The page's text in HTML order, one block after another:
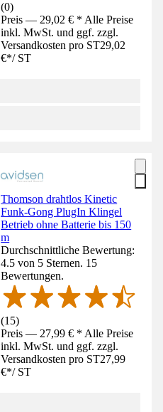
(0)
Preis — 29,02 € * Alle Preise
inkl. MwSt. und ggf. zzgl.
Versandkosten pro ST29,02
€*/ ST
Thomson drahtlos Kinetic
Funk-Gong PlugIn Klingel
Betrieb ohne Batterie bis 150
m
Durchschnittliche Bewertung:
4.5 von 5 Sternen. 15
Bewertungen.
(15)
Preis — 27,99 € * Alle Preise
inkl. MwSt. und ggf. zzgl.
Versandkosten pro ST27,99
€*/ ST